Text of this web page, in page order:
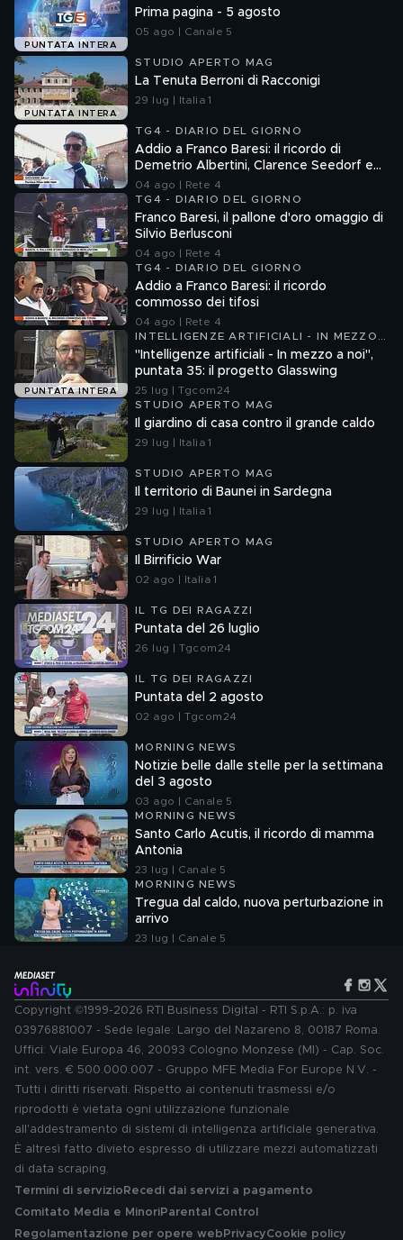
PUNTATA INTERA
Prima pagina - 5 agosto
05 ago | Canale 5
PUNTATA INTERA
STUDIO APERTO MAG
La Tenuta Berroni di Racconigi
29 lug | Italia 1
TG4 - DIARIO DEL GIORNO
Addio a Franco Baresi: il ricordo di
Demetrio Albertini, Clarence Seedorf e
Giovanni Galli
04 ago | Rete 4
TG4 - DIARIO DEL GIORNO
Franco Baresi, il pallone d'oro omaggio di
Silvio Berlusconi
04 ago | Rete 4
TG4 - DIARIO DEL GIORNO
Addio a Franco Baresi: il ricordo
commosso dei tifosi
04 ago | Rete 4
PUNTATA INTERA
INTELLIGENZE ARTIFICIALI - IN MEZZO
A NOI
"Intelligenze artificiali - In mezzo a noi",
puntata 35: il progetto Glasswing
25 lug | Tgcom24
STUDIO APERTO MAG
Il giardino di casa contro il grande caldo
29 lug | Italia 1
STUDIO APERTO MAG
Il territorio di Baunei in Sardegna
29 lug | Italia 1
STUDIO APERTO MAG
Il Birrificio War
02 ago | Italia 1
IL TG DEI RAGAZZI
Puntata del 26 luglio
26 lug | Tgcom24
IL TG DEI RAGAZZI
Puntata del 2 agosto
02 ago | Tgcom24
MORNING NEWS
Notizie belle dalle stelle per la settimana
del 3 agosto
03 ago | Canale 5
MORNING NEWS
Santo Carlo Acutis, il ricordo di mamma
Antonia
23 lug | Canale 5
MORNING NEWS
Tregua dal caldo, nuova perturbazione in
arrivo
23 lug | Canale 5
Copyright ©1999-2026 RTI Business Digital - RTI S.p.A.: p. iva
03976881007 - Sede legale: Largo del Nazareno 8, 00187 Roma.
Uffici: Viale Europa 46, 20093 Cologno Monzese (MI) - Cap. Soc.
int. vers. € 500.000.007 - Gruppo MFE Media For Europe N.V. -
Tutti i diritti riservati. Rispetto ai contenuti trasmessi e/o
riprodotti è vietata ogni utilizzazione funzionale
all'addestramento di sistemi di intelligenza artificiale generativa.
È altresì fatto divieto espresso di utilizzare mezzi automatizzati
di data scraping.
Termini di servizio Recedi dai servizi a pagamento
Comitato Media e MinoriParental Control
Regolamentazione per opere web PrivacyCookie policy